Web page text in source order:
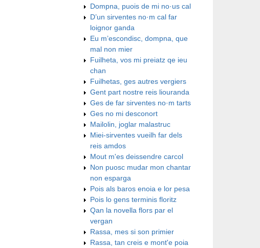
Dompna, puois de mi no·us cal
D’un sirventes no·m cal far
loignor ganda
Eu m’escondisc, dompna, que
mal non mier
Fuilheta, vos mi preiatz qe ieu
chan
Fuilhetas, ges autres vergiers
Gent part nostre reis liouranda
Ges de far sirventes no·m tarts
Ges no mi desconort
Mailolin, joglar malastruc
Miei-sirventes vueilh far dels
reis amdos
Mout m'es deissendre carcol
Non puosc mudar mon chantar
non esparga
Pois als baros enoia e lor pesa
Pois lo gens terminis floritz
Qan la novella flors par el
vergan
Rassa, mes si son primier
Rassa, tan creis e mont'e poia